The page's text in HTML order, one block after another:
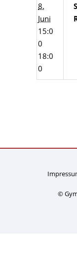
8.
Juni
15:0
0
18:0
0
©